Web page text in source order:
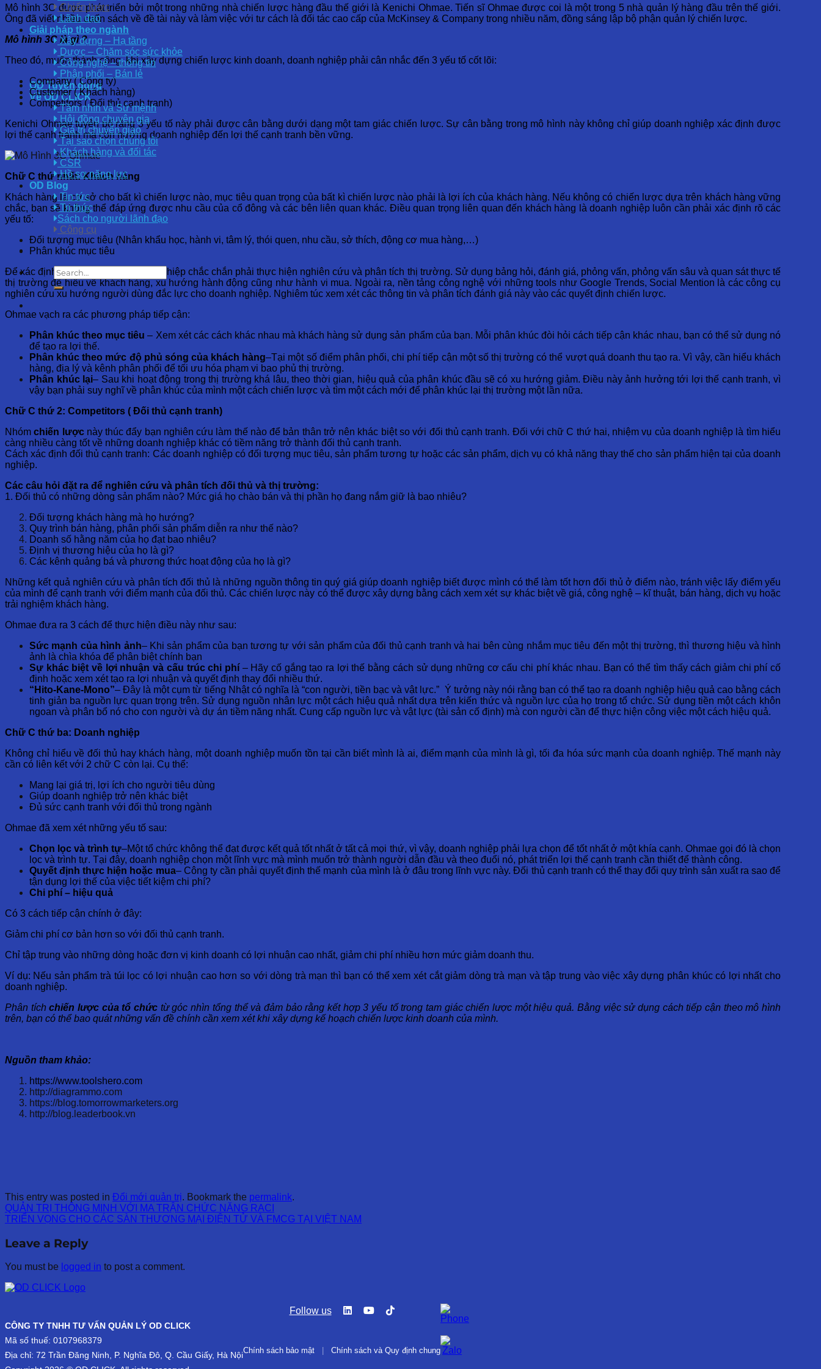
Chiến lược
Lãnh đạo
Giải pháp theo ngành
Xây dựng – Hạ tầng
Dược – Chăm sóc sức khỏe
Công nghệ – thông tin
Phân phối – Bán lẻ
OD Tuyển dụng
Về OD CLICK
Tầm nhìn và Sứ mệnh
Hội đồng chuyên gia
Giá trị chuyển giao
Tại sao chọn chúng tôi
Khách hàng và đối tác
CSR
Hồ sơ năng lực
OD Blog
Tin tức
Tri thức
Sách cho người lãnh đạo
Công cụ
Mô hình 3C được phát triển bởi một trong những nhà chiến lược hàng đầu thế giới là Kenichi Ohmae. Tiến sĩ Ohmae được coi là một trong 5 nhà quản lý hàng đầu trên thế giới.
Ông đã viết nhiều cuốn sách về đề tài này và làm việc với tư cách là đối tác cao cấp của McKinsey & Company trong nhiều năm, đồng sáng lập bộ phận quản lý chiến lược.
Mô hình 3C là gì ?
Theo đó, muốn thành công, khi xây dựng chiến lược kinh doanh, doanh nghiệp phải cân nhắc đến 3 yếu tố cốt lõi:
Company ( Công ty)
Customer ( Khách hàng)
Competitors ( Đối thủ cạnh tranh)
Kenichi Ohmae tuyên bố rằng 3 yếu tố này phải được cân bằng dưới dạng một tam giác chiến lược. Sự cân bằng trong mô hình này không chỉ giúp doanh nghiệp xác định được
lợi thế cạnh tranh mà còn hướng doanh nghiệp đến lợi thế cạnh tranh bền vững.
Chữ C thứ nhất: Khách hàng
Khách hàng là cơ sở cho bất kì chiến lược nào, mục tiêu quan trọng của bất kì chiến lược nào phải là lợi ích của khách hàng. Nếu không có chiến lược dựa trên khách hàng vững
chắc, bạn sẽ không thể đáp ứng được nhu cầu của cổ đông và các bên liên quan khác. Điều quan trọng liên quan đến khách hàng là doanh nghiệp luôn cần phải xác định rõ các
yếu tố:
Đối tượng mục tiêu (Nhân khẩu học, hành vi, tâm lý, thói quen, nhu cầu, sở thích, động cơ mua hàng,…)
Phân khúc mục tiêu
Để xác định các yếu tố này, doanh nghiệp chắc chắn phải thực hiện nghiên cứu và phân tích thị trường. Sử dụng bảng hỏi, đánh giá, phỏng vấn, phỏng vấn sâu và quan sát thực tế
thị trường để hiểu về khách hàng, xu hướng hành động cũng như hành vi mua. Ngoài ra, nền tảng công nghệ với những tools như Google Trends, Social Mention là các công cụ
nghiên cứu xu hướng người dùng đắc lực cho doanh nghiệp. Nghiêm túc xem xét các thông tin và phân tích đánh giá này vào các quyết định chiến lược.
Ohmae vạch ra các phương pháp tiếp cận:
Phân khúc theo mục tiêu– Xem xét các cách khác nhau mà khách hàng sử dụng sản phẩm của bạn. Mỗi phân khúc đòi hỏi cách tiếp cận khác nhau, bạn có thể sử dụng nó
để tạo ra lợi thế.
Phân khúc theo mức độ phủ sóng của khách hàng–Tại một số điểm phân phối, chi phí tiếp cận một số thị trường có thể vượt quá doanh thu tạo ra. Vì vậy, cần hiểu khách
hàng, địa lý và kênh phân phối để tối ưu hóa phạm vi bao phủ thị trường.
Phân khúc lại– Sau khi hoạt động trong thị trường khá lâu, theo thời gian, hiệu quả của phân khúc đầu sẽ có xu hướng giảm. Điều này ảnh hưởng tới lợi thế cạnh tranh, vì
vậy bạn phải suy nghĩ về phân khúc của mình một cách chiến lược và tìm một cách mới để phân khúc lại thị trường một lần nữa.
Chữ C thứ 2: Competitors ( Đối thủ cạnh tranh)
Nhómchiến lượcnày thúc đẩy bạn nghiên cứu làm thế nào để bản thân trở nên khác biệt so với đối thủ cạnh tranh. Đối với chữ C thứ hai, nhiệm vụ của doanh nghiệp là tìm hiểu
càng nhiều càng tốt về những doanh nghiệp khác có tiềm năng trở thành đối thủ cạnh tranh.
Cách xác định đối thủ cạnh tranh: Các doanh nghiệp có đối tượng mục tiêu, sản phẩm tương tự hoặc các sản phẩm, dịch vụ có khả năng thay thế cho sản phẩm hiện tại của doanh
nghiệp.
Các câu hỏi đặt ra để nghiên cứu và phân tích đối thủ và thị trường:
1. Đối thủ có những dòng sản phẩm nào? Mức giá họ chào bán và thị phần họ đang nắm giữ là bao nhiêu?
Đối tượng khách hàng mà họ hướng?
Quy trình bán hàng, phân phối sản phẩm diễn ra như thế nào?
Doanh số hằng năm của họ đạt bao nhiêu?
Định vị thương hiệu của họ là gì?
Các kênh quảng bá và phương thức hoạt động của họ là gì?
Những kết quả nghiên cứu và phân tích đối thủ là những nguồn thông tin quý giá giúp doanh nghiệp biết được mình có thể làm tốt hơn đối thủ ở điểm nào, tránh việc lấy điểm yếu
của mình để cạnh tranh với điểm mạnh của đối thủ. Các chiến lược này có thể được xây dựng bằng cách xem xét sự khác biệt về giá, công nghệ – kĩ thuật, bán hàng, dịch vụ hoặc
trải nghiệm khách hàng.
Ohmae đưa ra 3 cách để thực hiện điều này như sau:
Sức mạnh của hình ảnh– Khi sản phẩm của bạn tương tự với sản phẩm của đối thủ cạnh tranh và hai bên cùng nhắm mục tiêu đến một thị trường, thì thương hiệu và hình
ảnh là chìa khóa để phân biệt chính bạn
Sự khác biệt về lợi nhuận và cấu trúc chi phí – Hãy cố gắng tạo ra lợi thế bằng cách sử dụng những cơ cấu chi phí khác nhau. Bạn có thể tìm thấy cách giảm chi phí cố
định hoặc xem xét tạo ra lợi nhuận và quyết định thay đổi nhiều thứ.
“Hito-Kane-Mono”– Đây là một cụm từ tiếng Nhật có nghĩa là “con người, tiền bạc và vật lực.” Ý tưởng này nói rằng bạn có thể tạo ra doanh nghiệp hiệu quả cao bằng cách
tinh giản ba nguồn lực quan trọng trên. Sử dụng nguồn nhân lực một cách hiệu quả nhất dựa trên kiến ​​thức và nguồn lực của họ trong tổ chức. Sử dụng tiền một cách khôn
ngoan và phân bổ nó cho con người và dự án tiềm năng nhất. Cung cấp nguồn lực và vật lực (tài sản cố định) mà con người cần để thực hiện công việc một cách hiệu quả.
Chữ C thứ ba: Doanh nghiệp
Không chỉ hiểu về đối thủ hay khách hàng, một doanh nghiệp muốn tồn tại cần biết mình là ai, điểm mạnh của mình là gì, tối đa hóa sức mạnh của doanh nghiệp. Thế mạnh này
cần có liên kết với 2 chữ C còn lại. Cụ thể:
Mang lại giá trị, lợi ích cho người tiêu dùng
Giúp doanh nghiệp trở nên khác biệt
Đủ sức cạnh tranh với đối thủ trong ngành
Ohmae đã xem xét những yếu tố sau:
Chọn lọc và trình tự–Một tổ chức không thể đạt được kết quả tốt nhất ở tất cả mọi thứ, vì vậy, doanh nghiệp phải lựa chọn để tốt nhất ở một khía cạnh. Ohmae gọi đó là chọn
lọc và trình tự. Tại đây, doanh nghiệp chọn một lĩnh vực mà mình muốn trở thành người dẫn đầu và theo đuổi nó, phát triển lợi thế cạnh tranh cần thiết để thành công.
Quyết định thực hiện hoặc mua– Công ty cần phải quyết định thế mạnh của mình là ở đâu trong lĩnh vực này. Đối thủ cạnh tranh có thể thay đổi quy trình sản xuất ra sao để
tận dụng lợi thế của việc tiết kiệm chi phí?
Chi phí – hiệu quả
Có 3 cách tiếp cận chính ở đây:
Giảm chi phí cơ bản hơn so với đối thủ cạnh tranh.
Chỉ tập trung vào những dòng hoặc đơn vị kinh doanh có lợi nhuận cao nhất, giảm chi phí nhiều hơn mức giảm doanh thu.
Ví dụ: Nếu sản phẩm trà túi lọc có lợi nhuận cao hơn so với dòng trà mạn thì bạn có thể xem xét cắt giảm dòng trà mạn và tập trung vào việc xây dựng phân khúc có lợi nhất cho
doanh nghiệp.
Phân tíchchiến lược của tổ chức từ góc nhìn tổng thể và đảm bảo rằng kết hợp 3 yếu tố trong tam giác chiến lược một hiệu quả. Bằng việc sử dụng cách tiếp cận theo mô hình
trên, bạn có thể bao quát những vấn đề chính cần xem xét khi xây dựng kế hoạch chiến lược kinh doanh của mình.
Nguồn tham khảo:
https://www.toolshero.com
http://diagrammo.com
https://blog.tomorrowmarketers.org
http://blog.leaderbook.vn
This entry was posted in Đổi mới quản trị. Bookmark the permalink.
QUẢN TRỊ THÔNG MINH VỚI MA TRẬN CHỨC NĂNG RACI
TRIỂN VỌNG CHO CÁC SÀN THƯƠNG MẠI ĐIỆN TỬ VÀ FMCG TẠI VIỆT NAM
Leave a Reply
You must be logged in to post a comment.
CÔNG TY TNHH TƯ VẤN QUẢN LÝ OD CLICK
Mã số thuế: 0107968379
Địa chỉ: 72 Trần Đăng Ninh, P. Nghĩa Đô, Q. Cầu Giấy, Hà Nội
Follow us
Chính sách bảo mật Chính sách và Quy định chung